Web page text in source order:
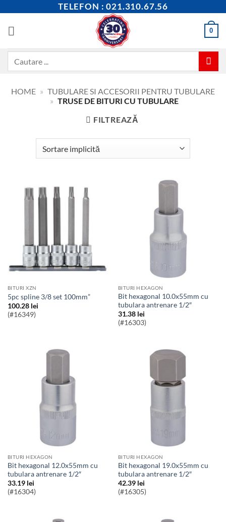
content
TELEFON : 021.310.67.56
0
HOME » TUBULARE SI ACCESORII PENTRU TUBULARE
» TRUSE DE BITURI CU TUBULARE
FILTREAZĂ
BITURI XZN
5pc spline 3/8 set 100mm”
100.28 lei
(#16349)
BITURI HEXAGON
Bit hexagonal 10.0x55mm cu
tubulara antrenare 1/2″
31.38 lei
(#16303)
BITURI HEXAGON
Bit hexagonal 12.0x55mm cu
tubulara antrenare 1/2″
33.19 lei
(#16304)
BITURI HEXAGON
Bit hexagonal 19.0x55mm cu
tubulara antrenare 1/2″
42.39 lei
(#16305)